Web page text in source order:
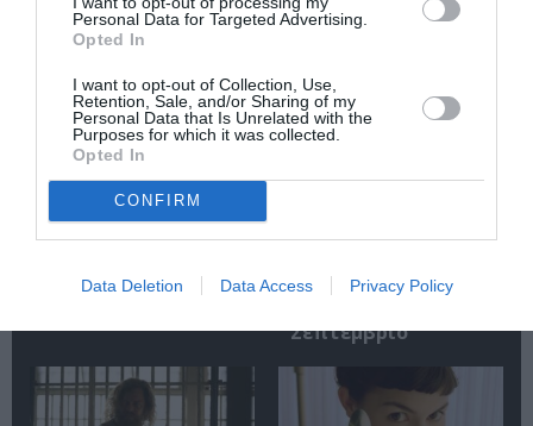
Personal Data for Targeted Advertising.
Opted In
I want to opt-out of Collection, Use,
Retention, Sale, and/or Sharing of my
Personal Data that Is Unrelated with the
Purposes for which it was collected.
Opted In
CONFIRM
Data Deletion Data Access Privacy Policy
Εισπράξεις πάνω
για το “Spider-Man:
Η νέα ταινία
Αντζελίνα Τζολί θα
Σεπτέμβριο